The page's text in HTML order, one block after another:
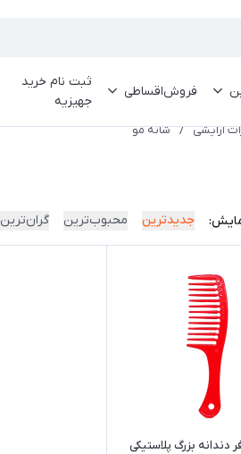
فروش‌اقساطی
ثبت نام خرید
جهیزیه
آرایشی / شانه مو
جدیدترین محبوب‌ترین گران‌ترین
دندانه بزرگ پلاستیکی